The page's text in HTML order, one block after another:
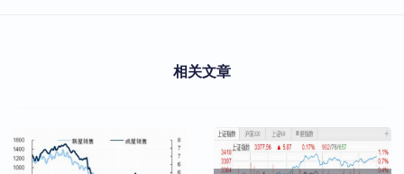
相关文章